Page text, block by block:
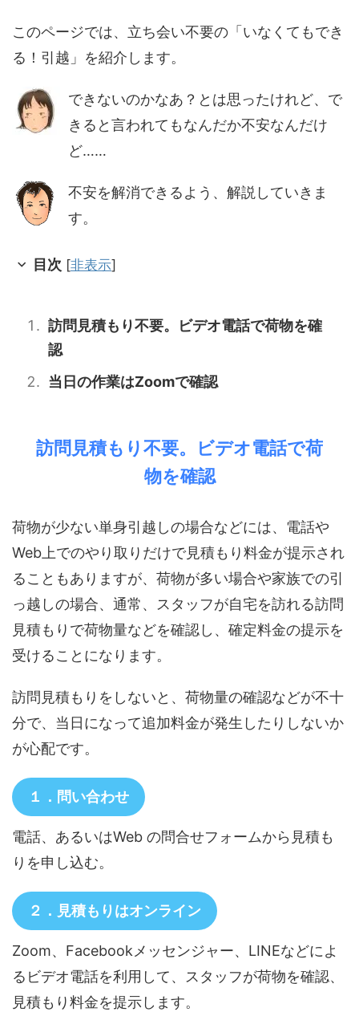
このページでは、立ち会い不要の「いなくてもでき
る！引越」を紹介します。
できないのかなあ？とは思ったけれど、で
きると言われてもなんだか不安なんだけ
ど……
不安を解消できるよう、解説していきま
す。
目次 [非表示]
訪問見積もり不要。ビデオ電話で荷物を確
認
当日の作業はZoomで確認
訪問見積もり不要。ビデオ電話で荷
物を確認
荷物が少ない単身引越しの場合などには、電話や
Web上でのやり取りだけで見積もり料金が提示され
ることもありますが、荷物が多い場合や家族での引
っ越しの場合、通常、スタッフが自宅を訪れる訪問
見積もりで荷物量などを確認し、確定料金の提示を
受けることになります。
訪問見積もりをしないと、荷物量の確認などが不十
分で、当日になって追加料金が発生したりしないか
が心配です。
１．問い合わせ
電話、あるいはWeb の問合せフォームから見積も
りを申し込む。
２．見積もりはオンライン
Zoom、Facebookメッセンジャー、LINEなどによ
るビデオ電話を利用して、スタッフが荷物を確認、
見積もり料金を提示します。